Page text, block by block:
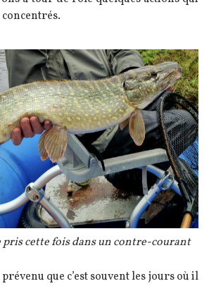
cette fois dans un contre-courant
que c’est souvent les jours où il